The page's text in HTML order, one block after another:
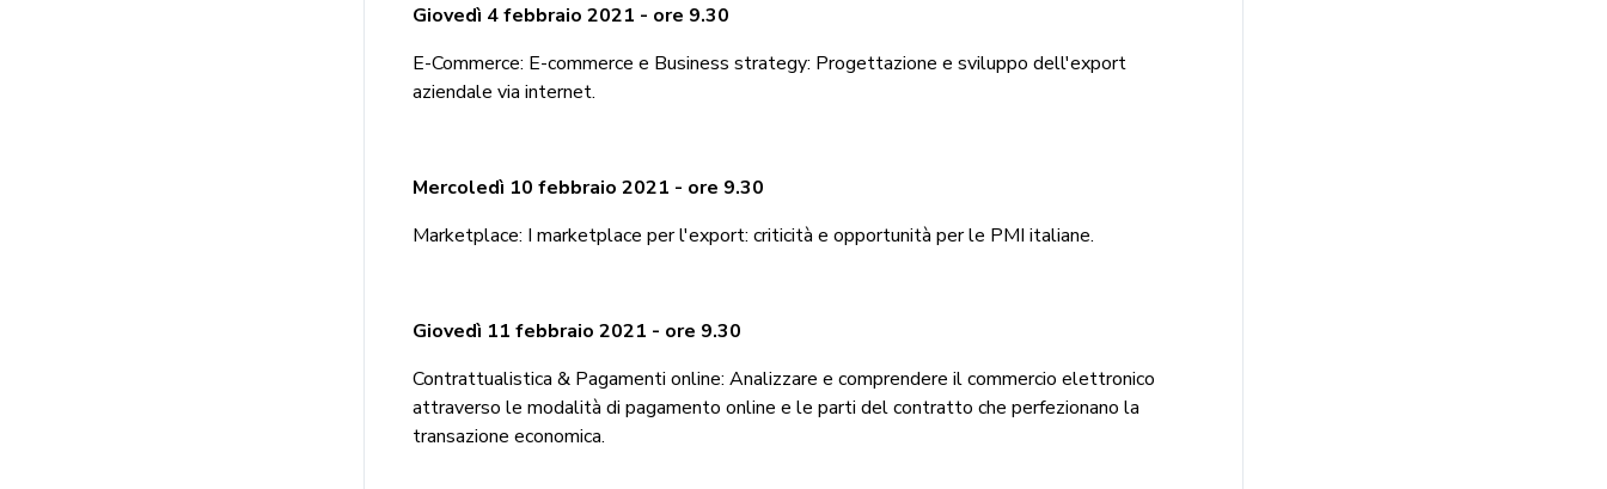
Giovedì 4 febbraio 2021 - ore 9.30
E-Commerce: E-commerce e Business strategy: Progettazione e sviluppo dell'export
aziendale via internet.
Mercoledì 10 febbraio 2021 - ore 9.30
Marketplace: I marketplace per l'export: criticità e opportunità per le PMI italiane.
Giovedì 11 febbraio 2021 - ore 9.30
Contrattualistica & Pagamenti online: Analizzare e comprendere il commercio elettronico
attraverso le modalità di pagamento online e le parti del contratto che perfezionano la
transazione economica.